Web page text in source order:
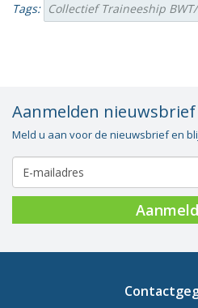
Tags: Collectief Traineeship BWT/
Aanmelden nieuwsbrief
Meld u aan voor de nieuwsbrief en